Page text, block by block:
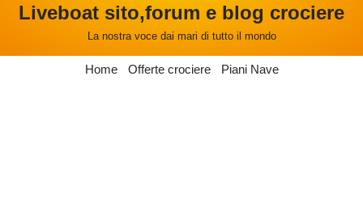
Liveboat sito,forum e blog crociere
La nostra voce dai mari di tutto il mondo
Home Offerte crociere Piani Nave